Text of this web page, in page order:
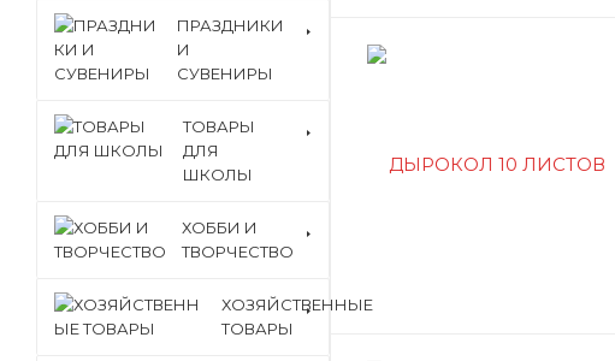
ПРАЗДНИКИ
И
СУВЕНИРЫ
ТОВАРЫ
ДЛЯ
ШКОЛЫ
ХОББИ И
ТВОРЧЕСТВО
ХОЗЯЙСТВЕННЫЕ
ТОВАРЫ